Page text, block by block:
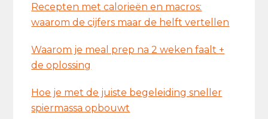
Recepten met calorieën en macros:
waarom de cijfers maar de helft vertellen
Waarom je meal prep na 2 weken faalt +
de oplossing
Hoe je met de juiste begeleiding sneller
spiermassa opbouwt